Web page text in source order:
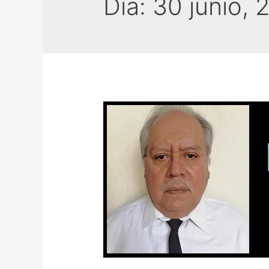
Día: 30 junio,